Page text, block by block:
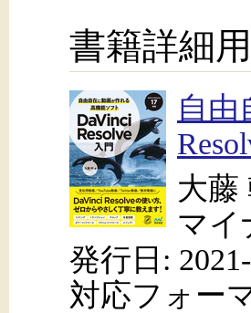
書籍詳細用
自由
大藤
マイ
発行日:
対応フォー